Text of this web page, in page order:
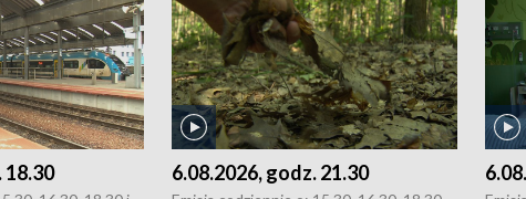
18.30 6.08.2026, godz. 21.30